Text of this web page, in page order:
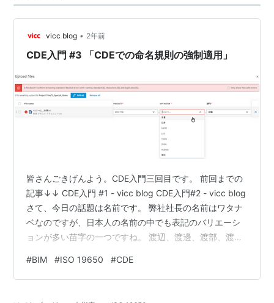
vicc blog • 2年前
CDE入門 #3 「CDEでの命名規則の強制適用」
皆さんごきげんよう。CDE入門三回目です。 前回までの
記事↓↓ CDE入門 #1 - vicc blog CDE入門#2 - vicc blog
さて、今日の話題は名前です。 弊社社長の名前はワタナ
ベなのですが、日本人の名前の中でも表記のバリエーシ
ョンが多い苗字の一つですね。 渡辺、渡邊、渡部、渡
や検索の際に完全一致か曖昧一致かというところで悩ま
しいことになるので、合意されたルールが大切になりま
#BIM #ISO 19650 #CDE